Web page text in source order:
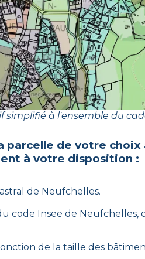
simplifié à l'ensemble du
parcelle de votre choix
à votre disposition :
de Neufchelles.
code Insee de Neufchelles,
de la taille des